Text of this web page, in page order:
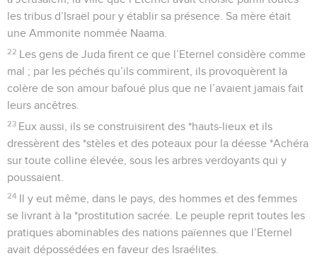
les tribus d’Israël pour y établir sa présence. Sa mère était
une Ammonite nommée Naama.
22 Les gens de Juda firent ce que l’Eternel considère comme
mal ; par les péchés qu’ils commirent, ils provoquèrent la
colère de son amour bafoué plus que ne l’avaient jamais fait
leurs ancêtres.
23 Eux aussi, ils se construisirent des *hauts-lieux et ils
dressèrent des *stèles et des poteaux pour la déesse *Achéra
sur toute colline élevée, sous les arbres verdoyants qui y
poussaient.
24 Il y eut même, dans le pays, des hommes et des femmes
se livrant à la *prostitution sacrée. Le peuple reprit toutes les
pratiques abominables des nations païennes que l’Eternel
avait dépossédées en faveur des Israélites.